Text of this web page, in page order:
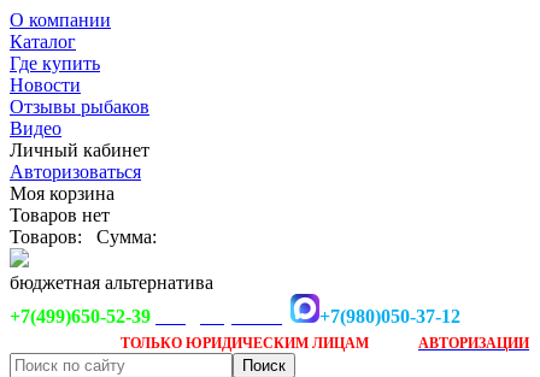
О компании
Каталог
Где купить
Новости
Отзывы рыбаков
Видео
Личный кабинет
Авторизоваться
Моя корзина
Товаров нет
Товаров:
Сумма:
бюджетная альтернатива
+7(499)650-52-39
+7(980)050-37-12
ТОЛЬКО ЮРИДИЧЕСКИМ ЛИЦАМ АВТОРИЗАЦИИ